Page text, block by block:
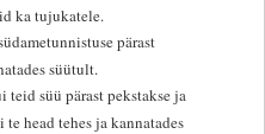
ka tujukatele.
pärast
süütult.
teid süü pärast pekstakse ja
head tehes ja kannatades